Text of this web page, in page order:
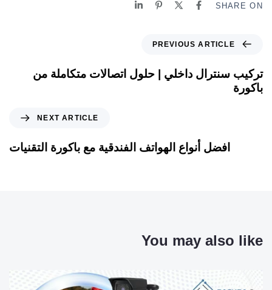
SHARE ON
PREVIOUS ARTICLE
تركيب سنترال داخلي | حلول اتصالات متكاملة من
باكورة
NEXT ARTICLE
افضل أنواع الهواتف الفندقية مع باكورة التقنيات
You may also like